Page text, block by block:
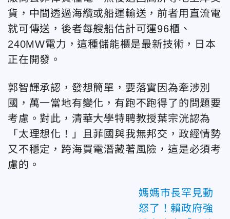
貨，中間透過海纜或船運輸送，前者用直流電
就可傳送，後者每艘船估計可運96櫃、
240MW電力，這種儲能櫃是最新技術，日本
正在開發。
郭智輝承認，發想簡單，要落實因為牽涉別
國，萬一當地有變化，有跑不跑得了的問題要
考慮。對此，清華大學特聘教授葉宗洸認為
「太理想化！」且菲國與我無邦交，政經情勢
又不穩定，跨海買電潛藏著風險，這是必須考
慮的。
媽媽市長罕見動
怒了！賴政府強